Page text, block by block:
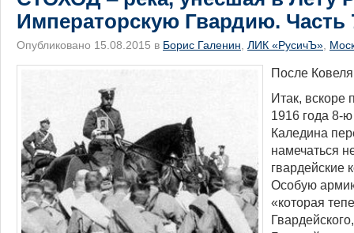
Императорскую Гвардию. Часть
Опубликовано 15.08.2015 в Борис Галенин ЛИК «РусичЪ»
После Ковеля
Итак, вскоре
1916 года 8-
Каледина
намечаться
гвардейские
Особую
«которая